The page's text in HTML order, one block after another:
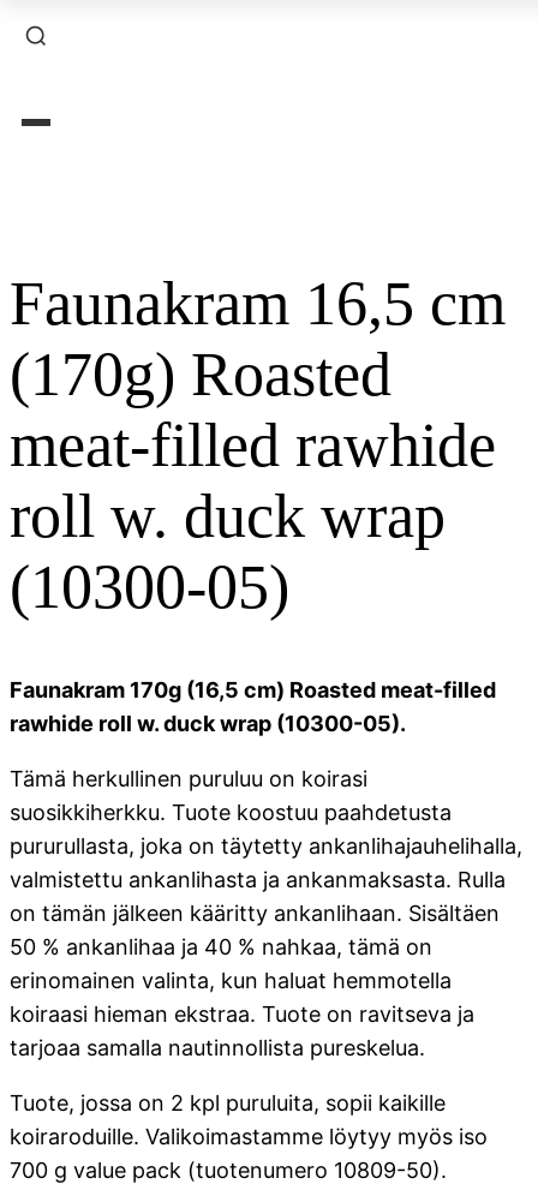
Faunakram 16,5 cm
(170g) Roasted
meat-filled rawhide
roll w. duck wrap
(10300-05)
Faunakram 170g (16,5 cm) Roasted meat-filled
rawhide roll w. duck wrap (10300-05).
Tämä herkullinen puruluu on koirasi
suosikkiherkku. Tuote koostuu paahdetusta
pururullasta, joka on täytetty ankanlihajauhelihalla,
valmistettu ankanlihasta ja ankanmaksasta. Rulla
on tämän jälkeen kääritty ankanlihaan. Sisältäen
50 % ankanlihaa ja 40 % nahkaa, tämä on
erinomainen valinta, kun haluat hemmotella
koiraasi hieman ekstraa. Tuote on ravitseva ja
tarjoaa samalla nautinnollista pureskelua.
Tuote, jossa on 2 kpl puruluita, sopii kaikille
koiraroduille. Valikoimastamme löytyy myös iso
700 g value pack (tuotenumero 10809-50).